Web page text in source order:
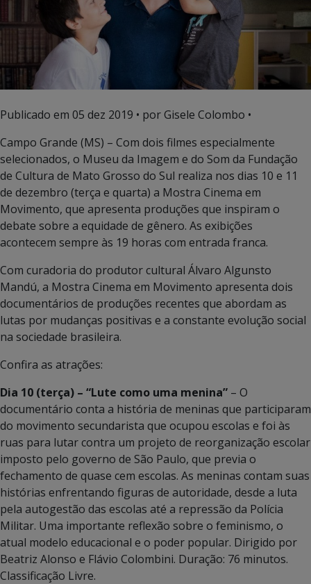
Publicado em 05 dez 2019 • por Gisele Colombo •
Campo Grande (MS) – Com dois filmes especialmente
selecionados, o Museu da Imagem e do Som da Fundação
de Cultura de Mato Grosso do Sul realiza nos dias 10 e 11
de dezembro (terça e quarta) a Mostra Cinema em
Movimento, que apresenta produções que inspiram o
debate sobre a equidade de gênero. As exibições
acontecem sempre às 19 horas com entrada franca.
Com curadoria do produtor cultural Álvaro Algunsto
Mandú, a Mostra Cinema em Movimento apresenta dois
documentários de produções recentes que abordam as
lutas por mudanças positivas e a constante evolução social
na sociedade brasileira.
Confira as atrações:
Dia 10 (terça) – “Lute como uma menina” – O
documentário conta a história de meninas que participaram
do movimento secundarista que ocupou escolas e foi às
ruas para lutar contra um projeto de reorganização escolar
imposto pelo governo de São Paulo, que previa o
fechamento de quase cem escolas. As meninas contam suas
histórias enfrentando figuras de autoridade, desde a luta
pela autogestão das escolas até a repressão da Polícia
Militar. Uma importante reflexão sobre o feminismo, o
atual modelo educacional e o poder popular. Dirigido por
Beatriz Alonso e Flávio Colombini. Duração: 76 minutos.
Classificação Livre.